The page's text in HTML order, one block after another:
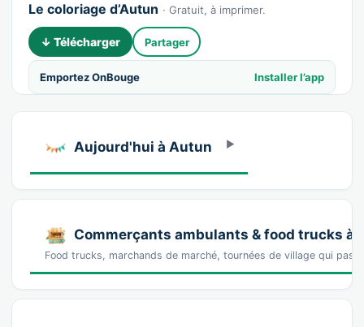
Le coloriage d’Autun · Gratuit, à imprimer.
↓ Télécharger Partager
Emportez OnBouge Installer l’app
Aujourd'hui à Autun
Commerçants ambulants & food trucks à
Food trucks, marchands de marché, tournées de village qui